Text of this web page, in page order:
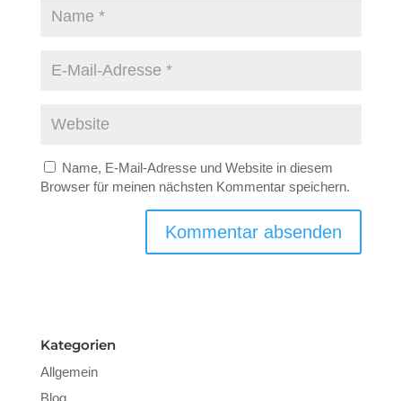
Name, E-Mail-Adresse und Website in diesem
Browser für meinen nächsten Kommentar speichern.
Kategorien
Allgemein
Blog